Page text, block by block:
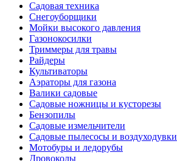
Садовая техника
Снегоуборщики
Мойки высокого давления
Газонокосилки
Триммеры для травы
Райдеры
Культиваторы
Аэраторы для газона
Валики садовые
Садовые ножницы и кусторезы
Бензопилы
Садовые измельчители
Садовые пылесосы и воздуходувки
Мотобуры и ледорубы
Дровоколы